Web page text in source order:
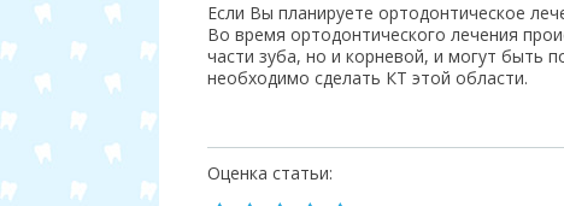
Если Вы планируете ортодонтическое
Во время ортодонтического лечения
части зуба, но и корневой, и могут быть
необходимо сделать КТ этой области.
Оценка статьи: